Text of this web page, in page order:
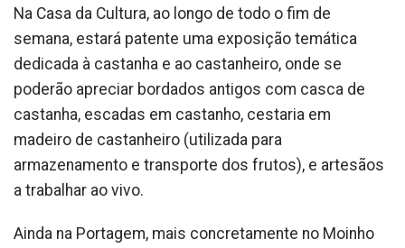
Na Casa da Cultura, ao longo de todo o fim de
semana, estará patente uma exposição temática
dedicada à castanha e ao castanheiro, onde se
poderão apreciar bordados antigos com casca de
castanha, escadas em castanho, cestaria em
madeiro de castanheiro (utilizada para
armazenamento e transporte dos frutos), e artesãos
a trabalhar ao vivo.
Ainda na Portagem, mais concretamente no Moinho